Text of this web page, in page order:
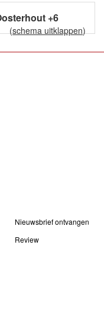
+6
(schema uitklappen)
Nieuwsbrief ontvangen
Review